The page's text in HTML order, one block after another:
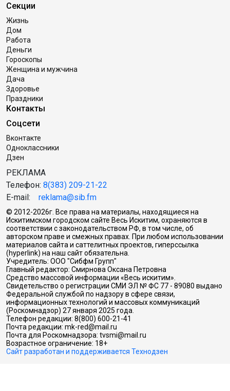
Секции
Жизнь
Дом
Работа
Деньги
Гороскопы
Женщина и мужчина
Дача
Здоровье
Праздники
Контакты
Соцсети
Вконтакте
Одноклассники
Дзен
РЕКЛАМА
Телефон: 8(383) 209-21-22
E-mail: reklama@sib.fm
© 2012-2026г. Все права на материалы, находящиеся на
Искитимском городском сайте Весь Искитим, охраняются в
соответствии с законодательством РФ, в том числе, об
авторском праве и смежных правах. При любом использовании
материалов сайта и саттелитных проектов, гиперссылка
(hyperlink) на наш сайт обязательна.
Учредитель: ООО "Сибфм Групп"
Главный редактор: Смирнова Оксана Петровна
Средство массовой информации «Весь искитим».
Свидетельство о регистрации СМИ ЭЛ № ФС 77 - 89080 выдано
Федеральной службой по надзору в сфере связи,
информационных технологий и массовых коммуникаций
(Роскомнадзор) 27 января 2025 года.
Телефон редакции: 8(800) 600-21-41
Почта редакции: mk-red@mail.ru
Почта для Роскомнадзора: tvsmi@mail.ru
Возрастное ограничение: 18+
Сайт разработан и поддерживается Технодзен